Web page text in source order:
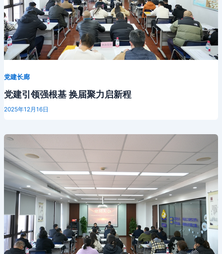
党建长廊
党建引领强根基 换届聚力启新程
2025年12月16日